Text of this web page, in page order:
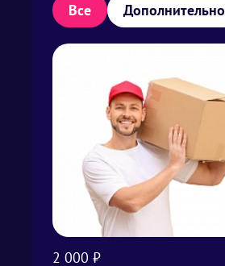
Все Дополнительно
2 000 ₽